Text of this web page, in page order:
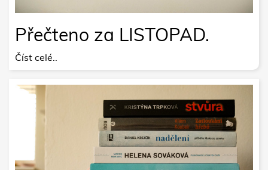
Přečteno za LISTOPAD.
Číst celé..